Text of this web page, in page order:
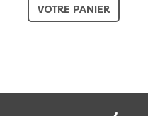
VOTRE PANIER